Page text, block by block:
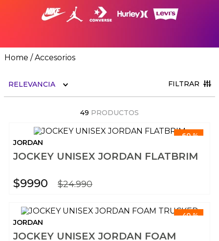
Accesorios
RELEVANCIA FILTRAR
49 PRODUCTOS
-60 %
JORDAN
JOCKEY UNISEX JORDAN FLATBRIM
$9990 $24.990
-40 %
JORDAN
JOCKEY UNISEX JORDAN FOAM